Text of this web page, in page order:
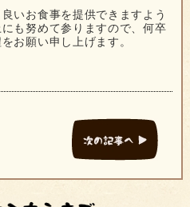
いお食事を提供できますよう
も努めて参りますので、何卒
お願い申し上げます。